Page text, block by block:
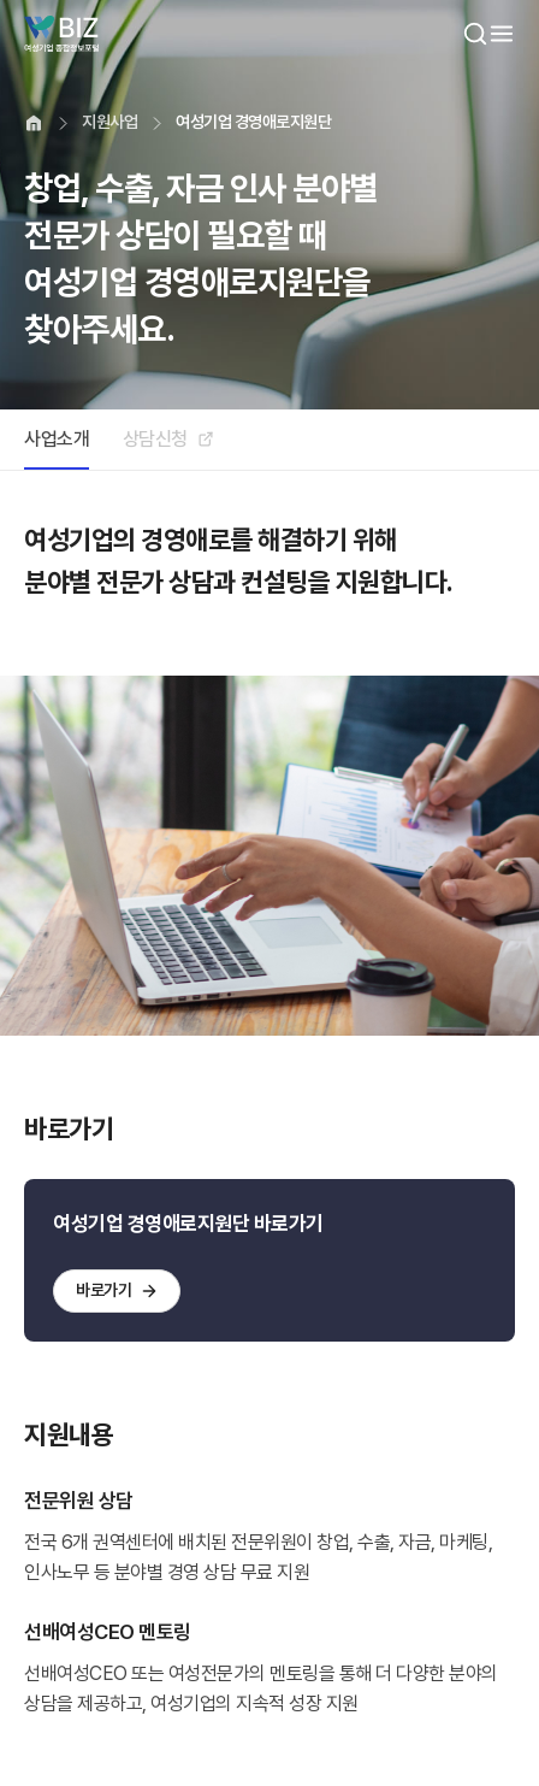
본문내용 바로가기
지원사업 여성기업 경영애로지원단
창업, 수출, 자금 인사 분야별
전문가 상담이 필요할 때
여성기업 경영애로지원단을
찾아주세요.
사업소개 상담신청
여성기업의 경영애로를 해결하기 위해
분야별 전문가 상담과 컨설팅을 지원합니다.
바로가기
여성기업 경영애로지원단 바로가기
바로가기
지원내용
전문위원 상담
전국 6개 권역센터에 배치된 전문위원이 창업, 수출, 자금, 마케팅,
인사노무 등 분야별 경영 상담 무료 지원
선배여성CEO 멘토링
선배여성CEO 또는 여성전문가의 멘토링을 통해 더 다양한 분야의
상담을 제공하고, 여성기업의 지속적 성장 지원